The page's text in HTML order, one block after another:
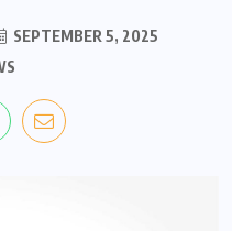
SEPTEMBER 5, 2025